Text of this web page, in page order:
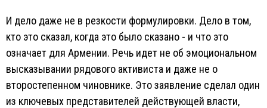
И дело даже не в резкости формулировки. Дело в том,
кто это сказал, когда это было сказано - и что это
означает для Армении. Речь идет не об эмоциональном
высказывании рядового активиста и даже не о
второстепенном чиновнике. Это заявление сделал один
из ключевых представителей действующей власти,